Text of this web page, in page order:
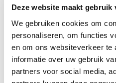
Deze website maakt gebruik
We gebruiken cookies om
personaliseren, om functies
en om ons websiteverkeer te
informatie over uw gebruik
partners voor social media,
Heb je een vraag?
je bijna altijd al het antwoord
antwoord op jouw vraag er niet